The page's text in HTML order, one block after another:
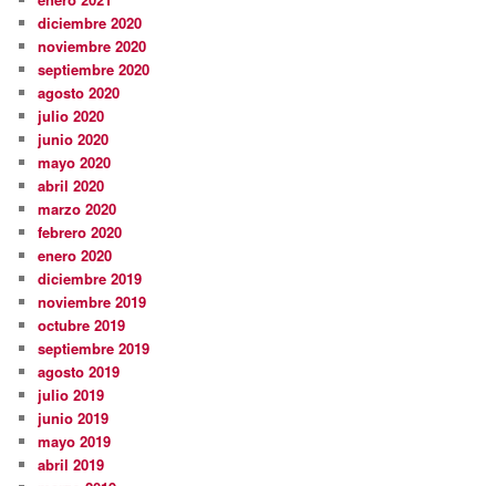
diciembre 2020
noviembre 2020
septiembre 2020
agosto 2020
julio 2020
junio 2020
mayo 2020
abril 2020
marzo 2020
febrero 2020
enero 2020
diciembre 2019
noviembre 2019
octubre 2019
septiembre 2019
agosto 2019
julio 2019
junio 2019
mayo 2019
abril 2019